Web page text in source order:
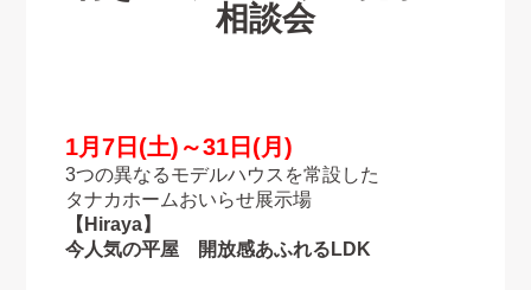
相談会
1月7日(土)～31日(月)
3つの異なるモデルハウスを常設した
タナカホームおいらせ展示場
【Hiraya】
今人気の平屋
開放感あふれるLDK